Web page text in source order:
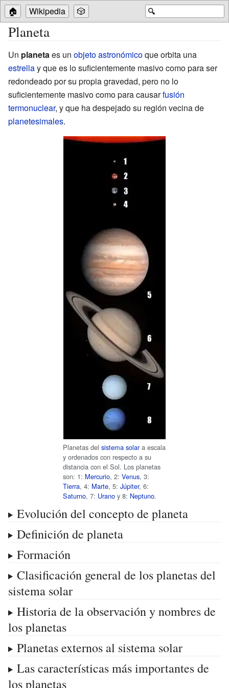
🔍
🏠 Wikipedia 🎲
Planeta
Un planeta es un objeto astronómicoque orbita una
estrellay que es lo suficientemente masivo como para ser
redondeado por su propia gravedad, pero no lo
suficientemente masivo como para causarfusión
termonuclear, y que ha despejado su región vecina de
planetesimales.
Planetas del sistema solara escala
y ordenados con respecto a su
distancia con el Sol. Los planetas
son: 1: Mercurio, 2: Venus, 3:
Tierra, 4: Marte, 5: Júpiter, 6:
Saturno, 7: Urano y 8: Neptuno.
Evolución del concepto de planeta
Definición de planeta
Formación
Clasificación general de los planetas del
sistema solar
Historia de la observación y nombres de
los planetas
Planetas externos al sistema solar
Las características más importantes de
los planetas